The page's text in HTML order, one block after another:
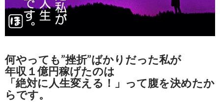
何やっても”挫折”ばかりだった私が
年収１億円稼げたのは
「絶対に人生 変える！」って腹を決めたか
らです。